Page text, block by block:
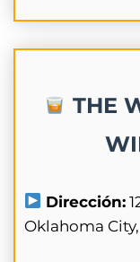
THE
Dirección:
Oklahoma City,